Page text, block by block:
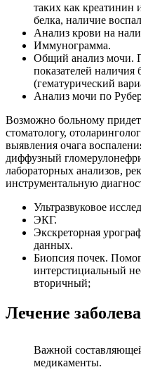
таких как креатинин
белка, наличие
Анализ крови на
Иммунограмма.
Общий анализ мочи.
показателей наличия
(гематурический
Анализ мочи по
Возможно больному
стоматологу,
выявления очага
диффузный
лабораторных анализов,
инструментальную
Ультразвуковое
ЭКГ.
Экскреторная
данных.
Биопсия почек.
интерстициальный
вторичный;
Лечение
Важной
медикаменты.